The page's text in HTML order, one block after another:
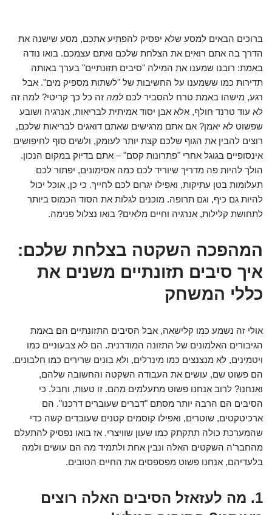
ברוכים הבאים למסע שלא יפסיק להפתיע אתכם, מסע שישנה את
הדרך בה אתם רואים את הצלחת שלכם ואתם עצמכם. בואו נודה
באמת: רובנו שמענו את המילה "סיבים תזונתיים" בערך באותה
תדירות כמו ששמענו על החשיבות של "לשתות מספיק מים". אבל
רגע, מישהו באמת טרח להסביר לכם למה זה כל כך קריטי? למה זה
לא עוד טרנד חולף, אלא אבן יסוד אמיתית לבריאות, אנרגיה ושובע
שפשוט לא יאמן? אם אתם מרגישים שאתם דואגים לבריאות שלכם,
רוצים להבין את הגוף שלכם קצת יותר לעומק, ולשים סוף לחיפושים
אינסופיים בגוגל אחרי "פתרונות קסם" – אתם בדיוק במקום הנכון.
הולך להיות פה מדריך שיוריד לכם כמה אסימונים, יפתור לכם
תעלומות בטן עתיקות, ואפילו יגרום לכם לחייך. כי כן, אוכל יכול
להיות גם כיף, וגם תרופה. מוכנים לגלות את הסוד הכמוס ביותר
לתחושת קלילות, אנרגיה וחיים מלאים? בואו נצלול פנימה.
המהפכה השקטה בצלחת שלכם:
איך סיבים תזונתיים משנים את
כללי המשחק
אולי זה נשמע כמו קלישאה, אבל הסיבים התזונתיים הם באמת
הגיבורים האלמונים של התזונה המודרנית. הם לא צבעוניים כמו
ויטמינים, לא מנצנצים כמו מינרלים, ולא בונים שרירים כמו חלבונים.
הם פשוט שם, עושים את העבודה השקטה והחשובה שלהם,
ואנחנו? לרוב אנחנו פשוט מתעלמים מהם. זו טעות, וחבל. כי
הסיבים הם הרבה יותר מסתם "דברים שעוברים דרכנו". הם
ארכיטקטים, שוטרים, ואפילו קוסמים קטנים שעובדים קשה כדי
שהמערכת כולה תתקתק כמו שעון שוויצרי. אז בואו נפסיק להתעלם
מהחבר'ה השקטים האלה ונבין אחת ולתמיד מה הם עושים ולמה
בלעדיהם, אנחנו פשוט מפספסים את החיים הטובים.
1. מה לעזאזל הסיבים האלה רוצים